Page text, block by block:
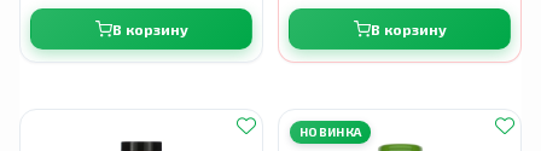
В корзину В корзину
НОВИНКА